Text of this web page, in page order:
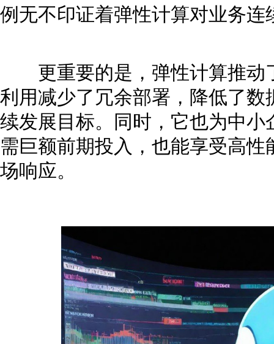
例无不印证着弹性计算对业务连
更重要的是，弹性计算推动
利用减少了冗余部署，降低了
续发展目标。同时，它也为中
需巨额前期投入，也能享受高
场响应。